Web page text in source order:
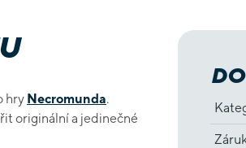
hry Necromunda.
originální a jedinečné